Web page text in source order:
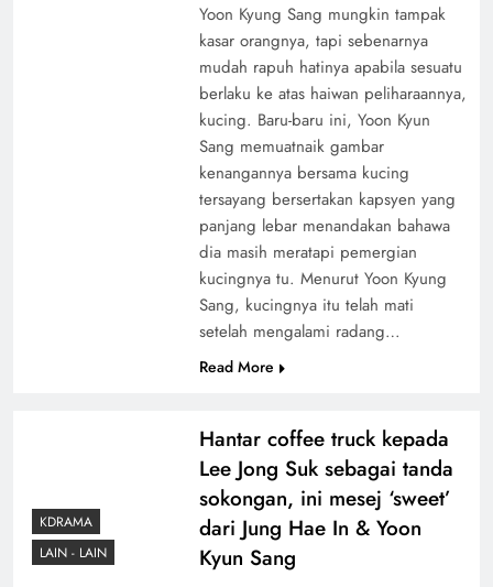
Yoon Kyung Sang mungkin tampak
kasar orangnya, tapi sebenarnya
mudah rapuh hatinya apabila sesuatu
berlaku ke atas haiwan peliharaannya,
kucing. Baru-baru ini, Yoon Kyun
Sang memuatnaik gambar
kenangannya bersama kucing
tersayang bersertakan kapsyen yang
panjang lebar menandakan bahawa
dia masih meratapi pemergian
kucingnya tu. Menurut Yoon Kyung
Sang, kucingnya itu telah mati
setelah mengalami radang…
Read More
KDRAMA
LAIN - LAIN
Hantar coffee truck kepada
Lee Jong Suk sebagai tanda
sokongan, ini mesej ‘sweet’
dari Jung Hae In & Yoon
Kyun Sang